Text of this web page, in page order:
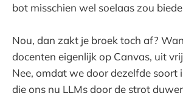
bot misschien wel soelaas zou
Nou, dan zakt je broek toch af?
docenten eigenlijk op Canvas, uit
Nee, omdat we door dezelfde soort
die ons nu LLMs door de strot